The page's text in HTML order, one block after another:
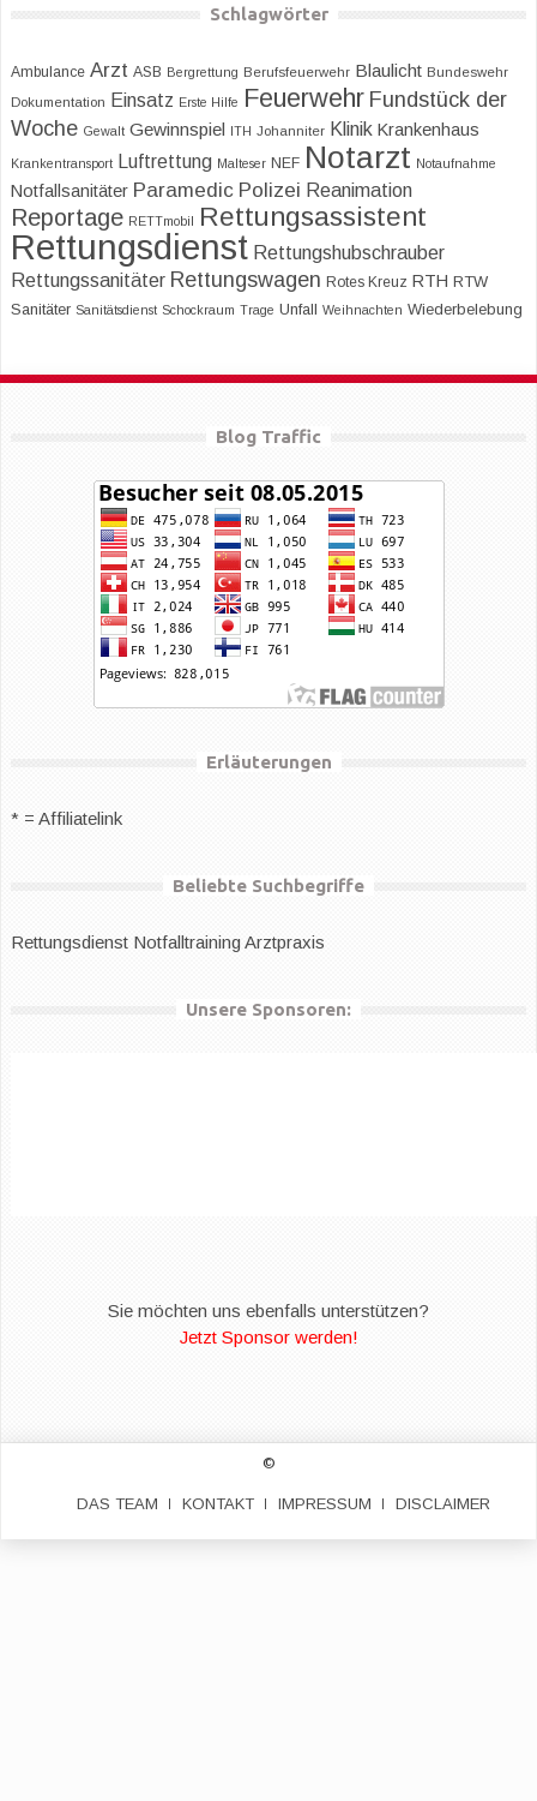
Schlagwörter
Ambulance Arzt ASB Bergrettung Berufsfeuerwehr Blaulicht Bundeswehr
Dokumentation Einsatz Erste Hilfe Feuerwehr Fundstück der
Woche Gewalt Gewinnspiel ITH Johanniter Klinik Krankenhaus
Krankentransport Luftrettung Malteser NEF Notarzt Notaufnahme
Notfallsanitäter Paramedic Polizei Reanimation
Reportage RETTmobil Rettungsassistent
Rettungsdienst Rettungshubschrauber
Rettungssanitäter Rettungswagen Rotes Kreuz RTH RTW
Sanitäter Sanitätsdienst Schockraum Trage Unfall Weihnachten Wiederbelebung
Blog Traffic
Erläuterungen
* = Affiliatelink
Beliebte Suchbegriffe
Rettungsdienst Notfalltraining Arztpraxis
Unsere Sponsoren:
Sie möchten uns ebenfalls unterstützen?
Jetzt Sponsor werden!
©
DAS TEAM KONTAKT IMPRESSUM DISCLAIMER